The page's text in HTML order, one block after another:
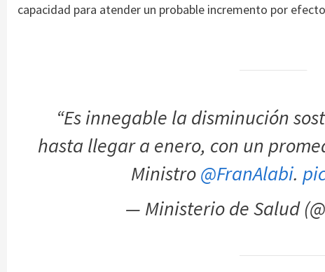
capacidad para atender un probable incremento por
“Es innegable la disminución
hasta llegar a enero, con un
Ministro@FranAlabi.
— Ministerio de Salud